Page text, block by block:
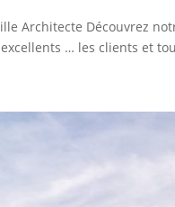
Architecte Découvrez
excellents … les clients et